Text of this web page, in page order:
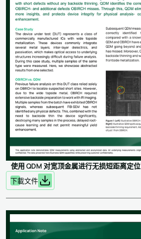
使用 QDM 对宽顶金属进行无损短距离定位
下載文件